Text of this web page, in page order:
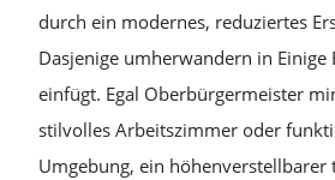
durch ein modernes, reduziertes
Dasjenige umherwandern in Einige
einfügt. Egal Oberbürgermeister
stilvolles Arbeitszimmer oder
Umgebung, ein höhenverstellbarer